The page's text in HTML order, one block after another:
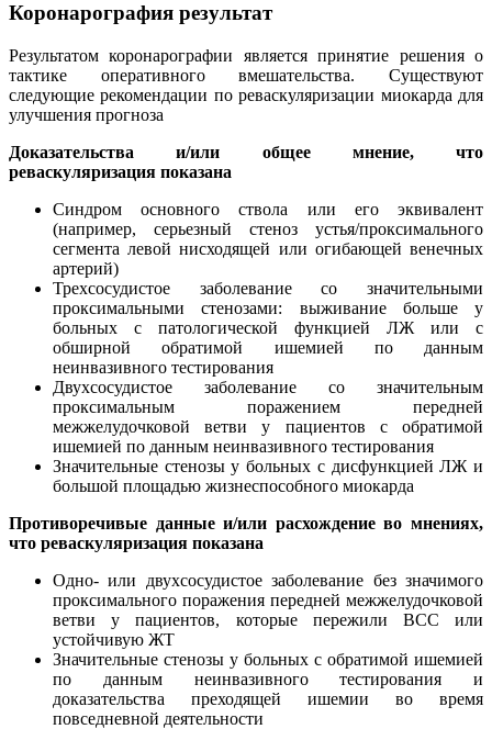
Коронарография результат
Результатом коронарографии является принятие решения о
тактике оперативного вмешательства. Существуют
следующие рекомендации по реваскуляризации миокарда для
улучшения прогноза
Доказательства и/или общее мнение, что
реваскуляризация показана
Синдром основного ствола или его эквивалент
(например, серьезный стеноз устья/проксимального
сегмента левой нисходящей или огибающей венечных
артерий)
Трехсосудистое заболевание со значительными
проксимальными стенозами: выживание больше у
больных с патологической функцией ЛЖ или с
обширной обратимой ишемией по данным
неинвазивного тестирования
Двухсосудистое заболевание со значительным
проксимальным поражением передней
межжелудочковой ветви у пациентов с обратимой
ишемией по данным неинвазивного тестирования
Значительные стенозы у больных с дисфункцией ЛЖ и
большой площадью жизнеспособного миокарда
Противоречивые данные и/или расхождение во мнениях,
что реваскуляризация показана
Одно- или двухсосудистое заболевание без значимого
проксимального поражения передней межжелудочковой
ветви у пациентов, которые пережили ВСС или
устойчивую ЖТ
Значительные стенозы у больных с обратимой ишемией
по данным неинвазивного тестирования и
доказательства преходящей ишемии во время
повседневной деятельности